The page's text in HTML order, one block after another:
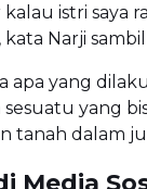
istri saya
Narji
apa yang
yang
tanah dalam
Media